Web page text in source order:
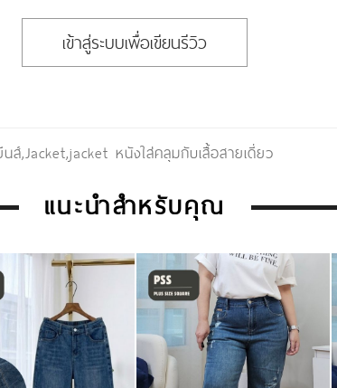
เข้าสู่ระบบเพื่อเขียนรีวิว
ส์,Jacket,jacket หนังใส่คลุมกับเสื้อสายเดี่ยว
แนะนำสำหรับคุณ